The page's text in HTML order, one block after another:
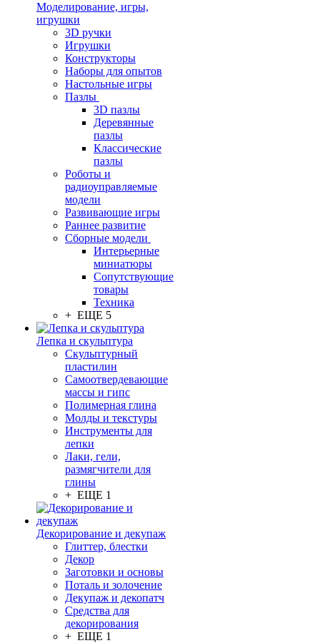
Моделирование, игры,
игрушки
3D ручки
Игрушки
Конструкторы
Наборы для опытов
Настольные игры
Пазлы
3D пазлы
Деревянные
пазлы
Классические
пазлы
Роботы и
радиоуправляемые
модели
Развивающие игры
Раннее развитие
Сборные модели
Интерьерные
миниатюры
Сопутствующие
товары
Техника
+ ЕЩЕ 5
Лепка и скульптура
Скульптурный
пластилин
Самоотвердевающие
массы и гипс
Полимерная глина
Молды и текстуры
Инструменты для
лепки
Лаки, гели,
размягчители для
глины
+ ЕЩЕ 1
Декорирование и декупаж
Глиттер, блестки
Декор
Заготовки и основы
Поталь и золочение
Декупаж и декопатч
Средства для
декорирования
+ ЕЩЕ 1